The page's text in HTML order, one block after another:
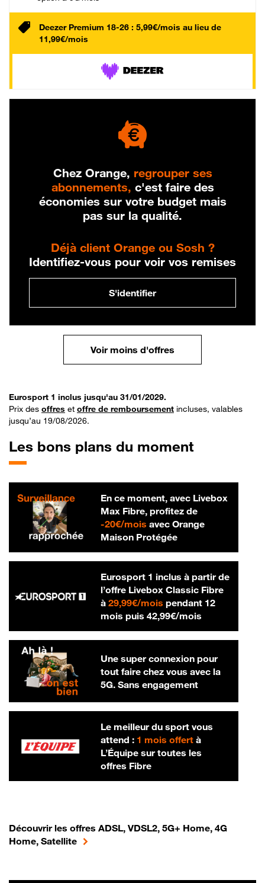
Deezer Premium 18-26 : 5,99€/mois au lieu de
11,99€/mois
Chez Orange, regrouper ses
abonnements, c'est faire des
économies sur votre budget mais
pas sur la qualité.
Déjà client Orange ou Sosh ?
Identifiez-vous pour voir vos remises
S'identifier
Voir moins d'offres
Eurosport 1 inclus jusqu'au 31/01/2029.
Prix des offres et offre de remboursement incluses, valables
jusqu’au 19/08/2026.
Les bons plans du moment
En ce moment, avec Livebox
Max Fibre, profitez de
-20€/mois20 € par mois
avec Orange
Maison Protégée
Eurosport 1 inclus à partir de
l’offre Livebox Classic Fibre
à 29,99€/mois29,99 € par mois
pendant 12
mois puis 42,99€/mois42,99 € par
Une super connexion pour
tout faire chez vous avec la
5G. Sans engagement
Le meilleur du sport vous
attend : 1 mois offertà
L’Équipe sur toutes les
offres Fibre
Découvrir les offres ADSL, VDSL2, 5G+ Home, 4G
Home, Satellite